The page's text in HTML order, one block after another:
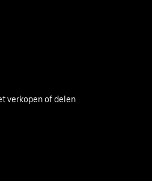
verkopen of delen